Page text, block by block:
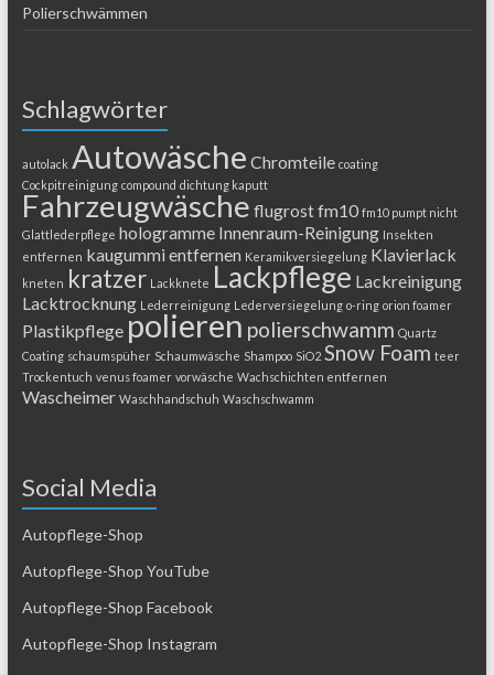
Polierschwämmen
Schlagwörter
autolack Autowäsche Chromteile coating
Cockpitreinigung compound dichtung kaputt
Fahrzeugwäsche flugrostfm10 fm10 pumpt nicht
Glattlederpflege hologramme Innenraum-Reinigung Insekten
entfernen kaugummi entfernen Keramikversiegelung Klavierlack
kneten kratzer Lackknete Lackpflege Lackreinigung
Lacktrocknung Lederreinigung Lederversiegelung o-ring orion foamer
Plastikpflege polieren polierschwamm Quartz
Coating schaumspüher Schaumwäsche Shampoo SiO2 Snow Foam teer
Trockentuch venus foamer vorwäsche Wachschichten entfernen
Wascheimer Waschhandschuh Waschschwamm
Social Media
Autopflege-Shop
Autopflege-Shop YouTube
Autopflege-Shop Facebook
Autopflege-Shop Instagram